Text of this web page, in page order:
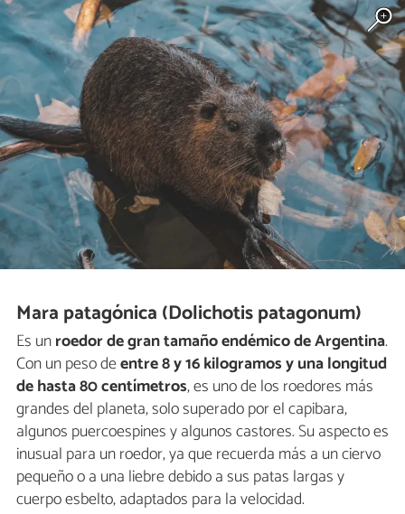
Mara patagónica (Dolichotis patagonum)
Es unroedor de gran tamaño endémico de Argentina.
Con un peso deentre 8 y 16 kilogramos y una longitud
de hasta 80 centímetros, es uno de los roedores más
grandes del planeta, solo superado por el capibara,
algunos puercoespines y algunos castores. Su aspecto es
inusual para un roedor, ya que recuerda más a un ciervo
pequeño o a una liebre debido a sus patas largas y
cuerpo esbelto, adaptados para la velocidad.